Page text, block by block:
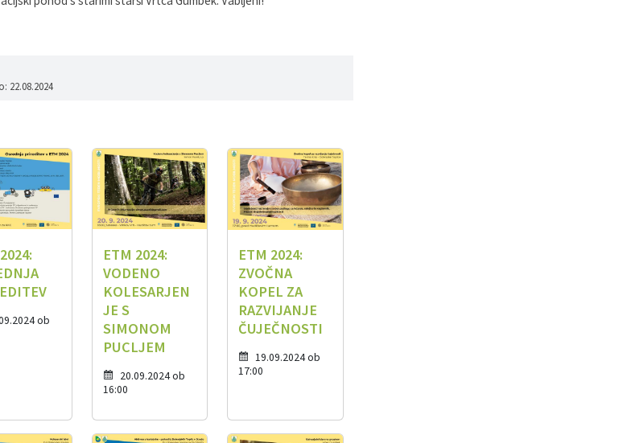
22.08.2024
ob
ETM 2024:
VODENO
KOLESARJEN
JE S
SIMONOM
PUCLJEM
20.09.2024 ob
16:00
ETM 2024:
ZVOČNA
KOPEL ZA
RAZVIJANJE
ČUJEČNOSTI
19.09.2024 ob
17:00